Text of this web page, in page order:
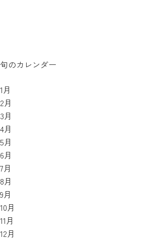
旬のカレンダー
1月
2月
3月
4月
5月
6月
7月
8月
9月
10月
11月
12月